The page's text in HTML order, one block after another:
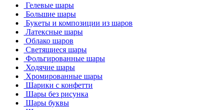
Гелевые шары
Большие шары
Букеты и композиции из шаров
Латексные шары
Облако шаров
Светящиеся шары
Фольгированные шары
Ходячие шары
Хромированные шары
Шарики с конфетти
Шары без рисунка
Шары буквы